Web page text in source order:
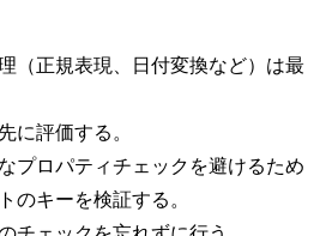
（正規表現、日付変換など）は最
に評価する。
プロパティチェックを避けるため
のキーを検証する。